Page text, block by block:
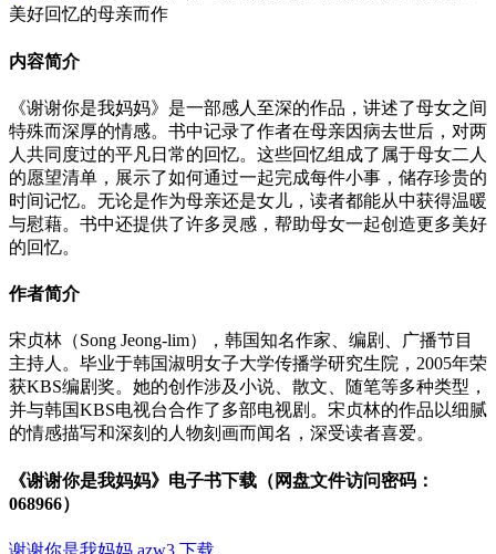
内容简介
《谢谢你是我妈妈》是一部感人至深的作品，讲述了母女之间
特殊而深厚的情感。书中记录了作者在母亲因病去世后，对两
人共同度过的平凡日常的回忆。这些回忆组成了属于母女二人
的愿望清单，展示了如何通过一起完成每件小事，储存珍贵的
时间记忆。无论是作为母亲还是女儿，读者都能从中获得温暖
与慰藉。书中还提供了许多灵感，帮助母女一起创造更多美好
的回忆。
作者简介
宋贞林（Song Jeong-lim），韩国知名作家、编剧、广播节目
主持人。毕业于韩国淑明女子大学传播学研究生院，2005年荣
获KBS编剧奖。她的创作涉及小说、散文、随笔等多种类型，
并与韩国KBS电视台合作了多部电视剧。宋贞林的作品以细腻
的情感描写和深刻的人物刻画而闻名，深受读者喜爱。
《谢谢你是我妈妈》电子书下载（网盘文件访问密码：
068966）
谢谢你是我妈妈.azw3 下载